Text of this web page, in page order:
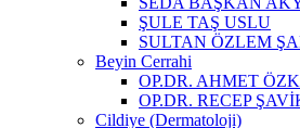
ŞULE TAŞ USLU
SULTAN ÖZLEM
Beyin Cerrahi
OP.DR. AHMET
OP.DR. RECEP
Cildiye (Dermatoloji)